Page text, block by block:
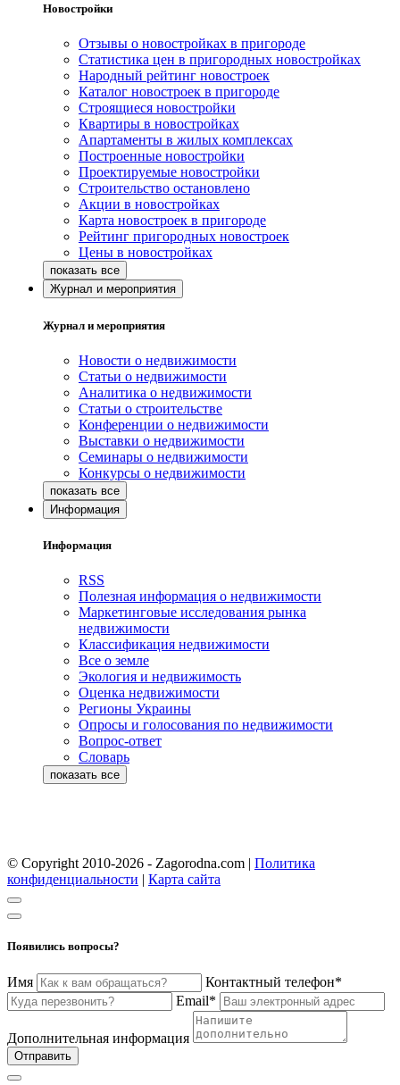
Новостройки
Отзывы о новостройках в пригороде
Статистика цен в пригородных новостройках
Народный рейтинг новостроек
Каталог новостроек в пригороде
Строящиеся новостройки
Квартиры в новостройках
Апартаменты в жилых комплексах
Построенные новостройки
Проектируемые новостройки
Строительство остановлено
Акции в новостройках
Карта новостроек в пригороде
Рейтинг пригородных новостроек
Цены в новостройках
Журнал и мероприятия
Журнал и мероприятия
Новости о недвижимости
Статьи о недвижимости
Аналитика о недвижимости
Статьи о строительстве
Конференции о недвижимости
Выставки о недвижимости
Семинары о недвижимости
Конкурсы о недвижимости
Информация
Информация
RSS
Полезная информация о недвижимости
Маркетинговые исследования рынка
недвижимости
Классификация недвижимости
Все о земле
Экология и недвижимость
Оценка недвижимости
Регионы Украины
Опросы и голосования по недвижимости
Вопрос-ответ
Словарь
© Copyright 2010-2026 - Zagorodna.com | Политика
конфиденциальности | Карта сайта
Появились вопросы?
Имя
Контактный телефон*
Email*
Дополнительная информация
Отправить